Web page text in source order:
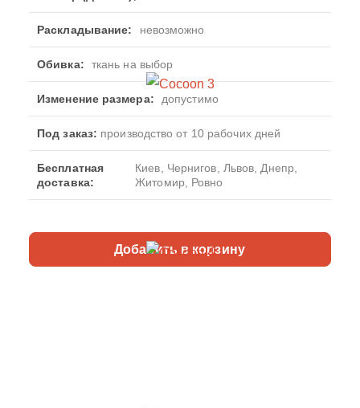
Раскладывание: невозможно
Обивка: ткань на выбор
Изменение размера: допустимо
Под заказ: производство от 10 рабочих дней
Бесплатная
доставка:
Киев, Чернигов, Львов, Днепр,
Житомир, Ровно
Добавить в корзину